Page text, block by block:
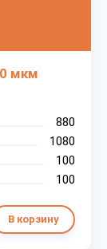
мкм
880
1080
100
100
В корзину